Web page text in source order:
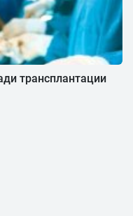
трансплантации